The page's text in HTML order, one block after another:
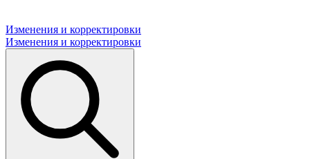
Изменения и корректировки
Изменения и корректировки